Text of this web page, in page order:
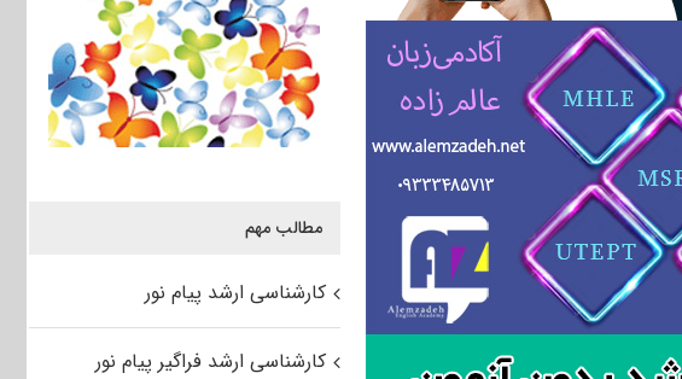
مطالب مهم
کارشناسی ارشد پیام نور
کارشناسی ارشد فراگیر پیام نور